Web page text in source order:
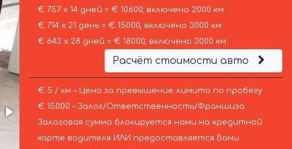
€ 757 х 14 дней = € 10600, включено 2000 км
€ 714 х 21 день = € 15000, включено 3000 км
€ 643 х 28 дней = € 18000, включено 3000 км
Расчёт стоимости авто
€ 5 / км – Цена за превышение лимита по пробегу
€ 15000 – Залог/Ответственность/Франшиза.
Залоговая сумма блокируется нами на кредитной
карте водителя ИЛИ предоставляется Вами